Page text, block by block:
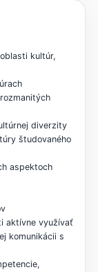
kultúr,
diverzity
študovaného
aspektoch
aktívne využívať
komunikácii s